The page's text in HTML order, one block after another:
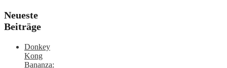
Neueste
Beiträge
Donkey
Kong
Bananza: